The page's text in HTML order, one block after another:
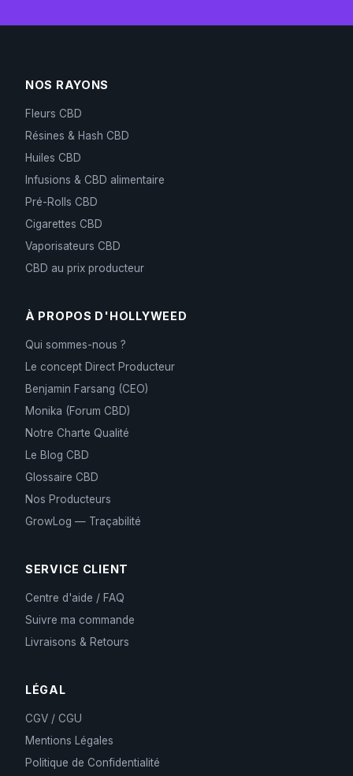
NOS RAYONS
Fleurs CBD
Résines & Hash CBD
Huiles CBD
Infusions & CBD alimentaire
Pré-Rolls CBD
Cigarettes CBD
Vaporisateurs CBD
CBD au prix producteur
À PROPOS D'HOLLYWEED
Qui sommes-nous ?
Le concept Direct Producteur
Benjamin Farsang (CEO)
Monika (Forum CBD)
Notre Charte Qualité
Le Blog CBD
Glossaire CBD
Nos Producteurs
GrowLog — Traçabilité
SERVICE CLIENT
Centre d'aide / FAQ
Suivre ma commande
Livraisons & Retours
LÉGAL
CGV / CGU
Mentions Légales
Politique de Confidentialité